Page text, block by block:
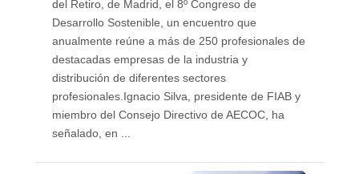
del Retiro, de Madrid, el 8º Congreso de
Desarrollo Sostenible, un encuentro que
anualmente reúne a más de 250 profesionales de
destacadas empresas de la industria y
distribución de diferentes sectores
profesionales.Ignacio Silva, presidente de FIAB y
miembro del Consejo Directivo de AECOC, ha
señalado, en ...